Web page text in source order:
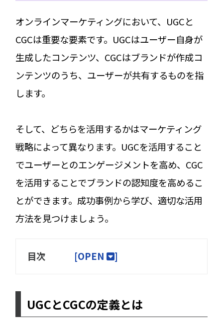
オンラインマーケティングにおいて、UGCと
CGCは重要な要素です。UGCはユーザー自身が
生成したコンテンツ、CGCはブランドが作成コ
ンテンツのうち、ユーザーが共有するものを指
します。
そして、どちらを活用するかはマーケティング
戦略によって異なります。UGCを活用すること
でユーザーとのエンゲージメントを高め、CGC
を活用することでブランドの認知度を高めるこ
とができます。成功事例から学び、適切な活用
方法を見つけましょう。
目次 [OPEN ]
UGCとCGCの定義とは